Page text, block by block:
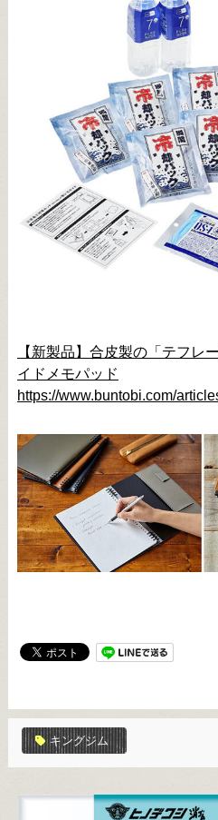
【新製品】合皮製の「テフレ
イドメモパッド
https://www.buntobi.com/
キングジム